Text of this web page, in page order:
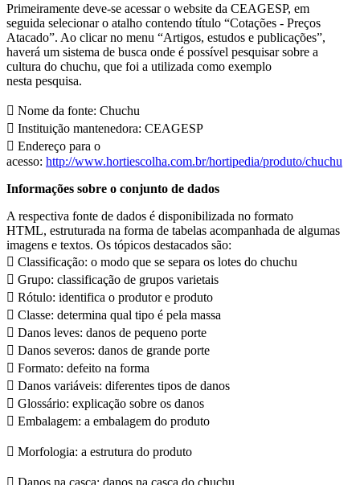
Primeiramente deve-se acessar o website da CEAGESP, em
seguida selecionar o atalho contendo título “Cotações - Preços
Atacado”. Ao clicar no menu “Artigos, estudos e publicações”,
haverá um sistema de busca onde é possível pesquisar sobre a
cultura do chuchu, que foi a utilizada como exemplo
nesta pesquisa.
 Nome da fonte: Chuchu
 Instituição mantenedora: CEAGESP
 Endereço para o
acesso: http://www.hortiescolha.com.br/hortipedia/produto/chuchu
Informações sobre o conjunto de dados
A respectiva fonte de dados é disponibilizada no formato
HTML, estruturada na forma de tabelas acompanhada de algumas
imagens e textos. Os tópicos destacados são:
 Classificação: o modo que se separa os lotes do chuchu
 Grupo: classificação de grupos varietais
 Rótulo: identifica o produtor e produto
 Classe: determina qual tipo é pela massa
 Danos leves: danos de pequeno porte
 Danos severos: danos de grande porte
 Formato: defeito na forma
 Danos variáveis: diferentes tipos de danos
 Glossário: explicação sobre os danos
 Embalagem: a embalagem do produto
 Morfologia: a estrutura do produto
 Danos na casca: danos na casca do chuchu